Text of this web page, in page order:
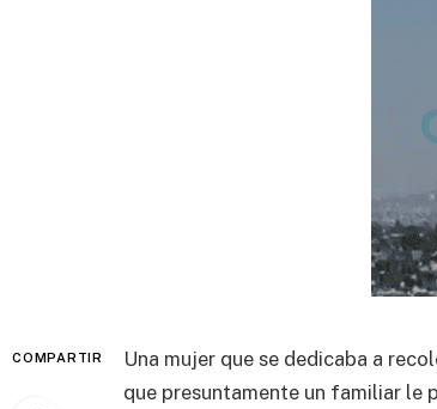
COMPARTIR
Una mujer que se dedicaba a
que presuntamente un familiar le